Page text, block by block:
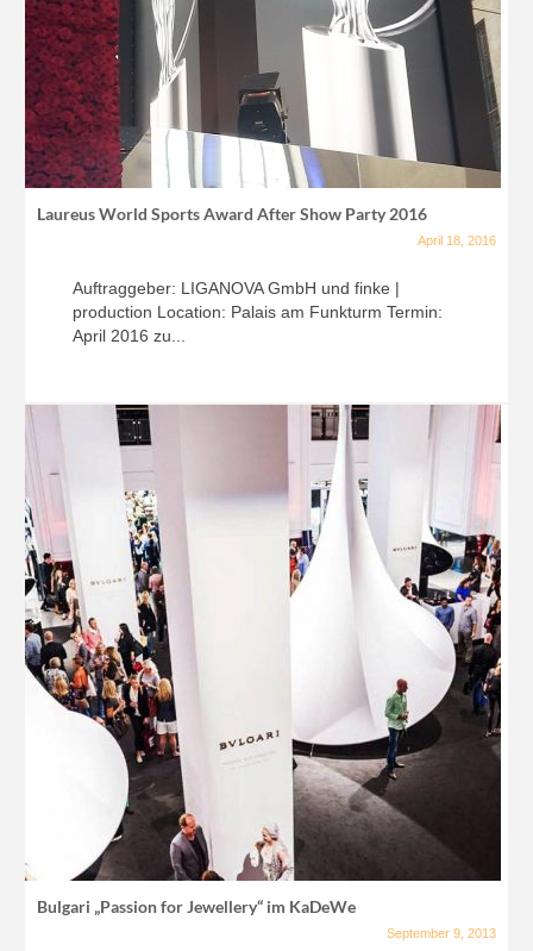
Laureus World Sports Award After Show Party 2016
April 18, 2016
Auftraggeber: LIGANOVA GmbH und finke |
production Location: Palais am Funkturm Termin:
April 2016 zu...
Bulgari „Passion for Jewellery“ im KaDeWe
September 9, 2013